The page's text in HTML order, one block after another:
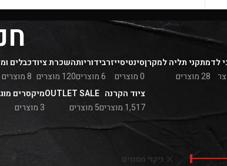
לדמתקני תליה למקרן
28 מוצרים
סינטיסייזר
0 מוצרים
בידוריות
6 מוצרים
השכרת ציוד
120 מוצרים
כבלים
8 מוצרים
ציוד הקרנה
1,517 מוצרים
OUTLET SALE
5 מוצרים
מיקסרים
3 מוצרים
ניקוי מסננים